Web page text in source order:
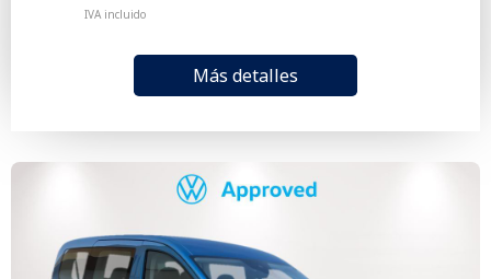
IVA incluido
Más detalles